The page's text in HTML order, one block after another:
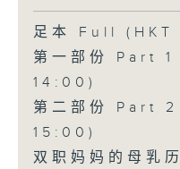
足本 Full
第一部份 Part
14:00)
第二部份 Part
15:00)
双职妈妈的母乳